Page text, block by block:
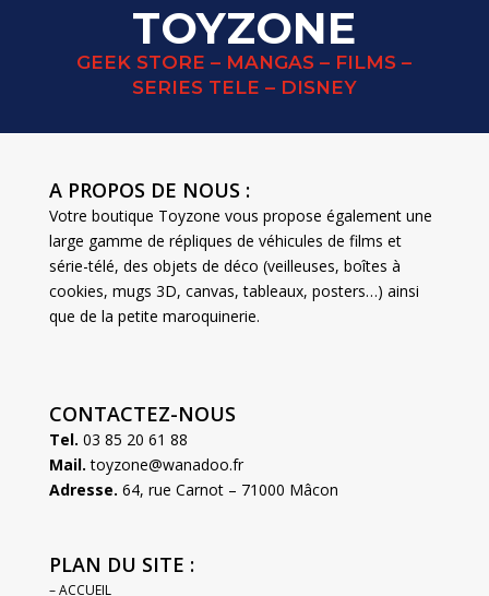
TOYZONE
GEEK STORE – MANGAS – FILMS –
SERIES TELE – DISNEY
A PROPOS DE NOUS :
Votre boutique Toyzone vous propose également une
large gamme de répliques de véhicules de films et
série-télé, des objets de déco (veilleuses, boîtes à
cookies, mugs 3D, canvas, tableaux, posters…) ainsi
que de la petite maroquinerie.
CONTACTEZ-NOUS
Tel. 03 85 20 61 88
Mail. toyzone@wanadoo.fr
Adresse. 64, rue Carnot – 71000 Mâcon
PLAN DU SITE :
– ACCUEIL